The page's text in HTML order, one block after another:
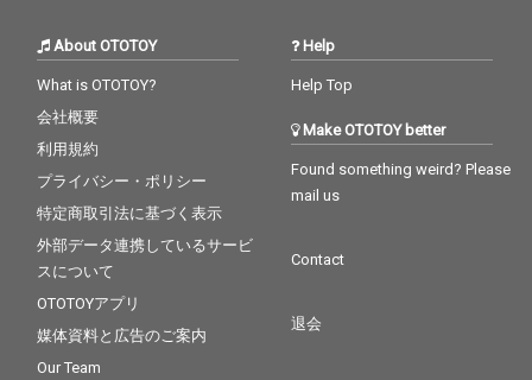
About OTOTOY
What is OTOTOY?
会社概要
利用規約
プライバシー・ポリシー
特定商取引法に基づく表示
外部データ連携しているサービ
スについて
OTOTOYアプリ
媒体資料と広告のご案内
Our Team
Help
Help Top
Make OTOTOY better
Found something weird? Please
mail us
Contact
退会